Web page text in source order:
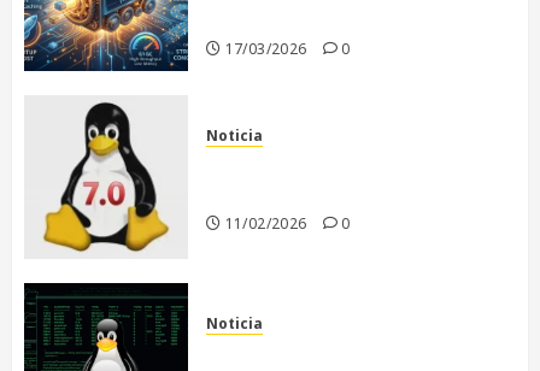
17/03/2026 0
Noticia
11/02/2026 0
Noticia